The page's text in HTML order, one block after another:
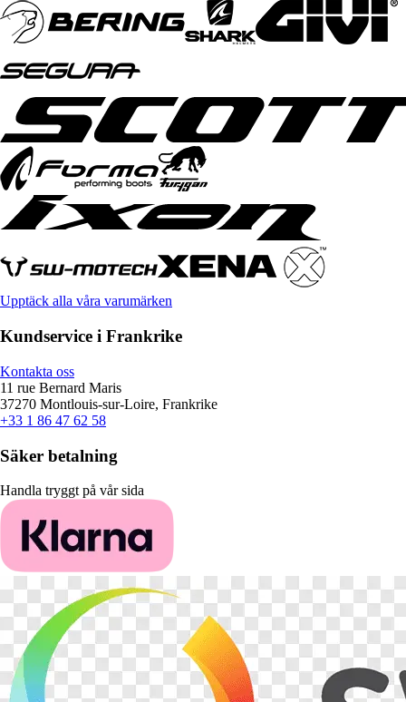
Upptäck alla våra varumärken
Kundservice i Frankrike
Kontakta oss
11 rue Bernard Maris
37270 Montlouis-sur-Loire, Frankrike
+33 1 86 47 62 58
Säker betalning
Handla tryggt på vår sida